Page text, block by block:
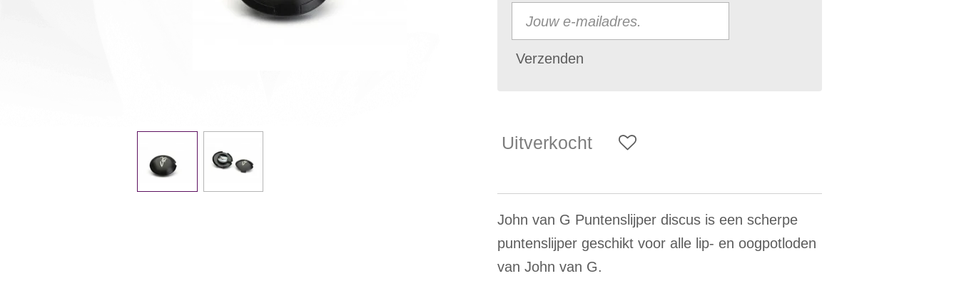
Verzenden
Uitverkocht
John van G Puntenslijper discus is een scherpe
puntenslijper geschikt voor alle lip- en oogpotloden
van John van G.